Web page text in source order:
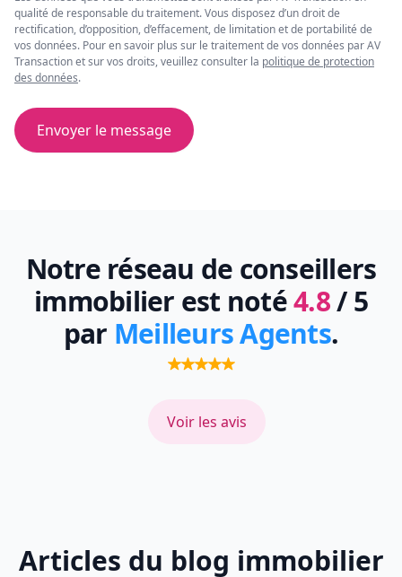
qualité de responsable du traitement. Vous disposez d’un droit de
rectification, d’opposition, d’effacement, de limitation et de portabilité de
vos données. Pour en savoir plus sur le traitement de vos données par AV
Transaction et sur vos droits, veuillez consulter la politique de protection
des données.
Envoyer le message
Notre réseau de conseillers
immobilier est noté4.8/ 5
par Meilleurs Agents.
Voir les avis
Articles du blog immobilier